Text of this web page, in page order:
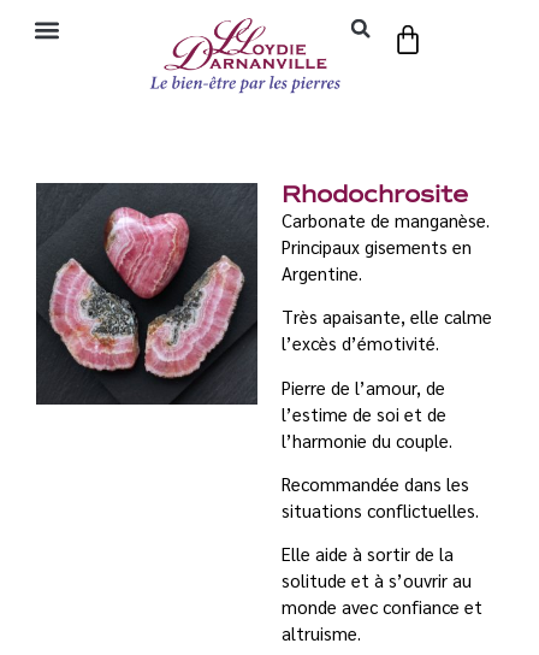
Rhodochrosite
Carbonate de manganèse.
Principaux gisements en
Argentine.
Très apaisante, elle calme
l’excès d’émotivité.
Pierre de l’amour, de
l’estime de soi et de
l’harmonie du couple.
Recommandée dans les
situations conflictuelles.
Elle aide à sortir de la
solitude et à s’ouvrir au
monde avec confiance et
altruisme.